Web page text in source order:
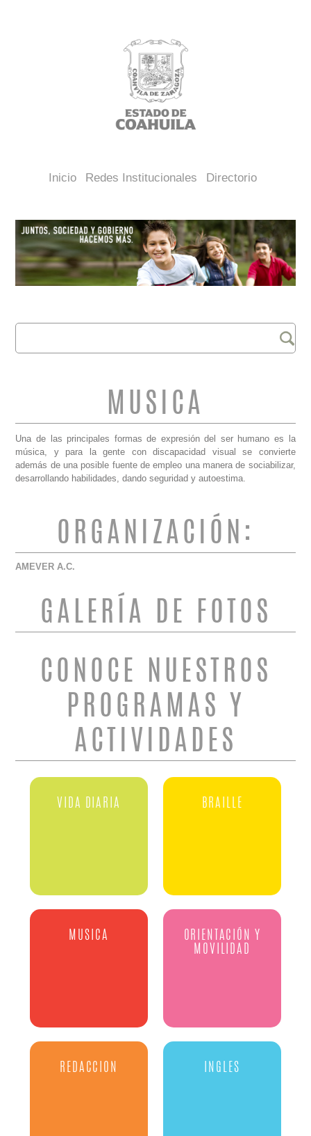
Inicio Redes Institucionales Directorio
FORMULARIO DE
BÚSQUEDA
Buscar
MUSICA
Una de las principales formas de expresión del ser humano es la
música, y para la gente con discapacidad visual se convierte
además de una posible fuente de empleo una manera de sociabilizar,
desarrollando habilidades, dando seguridad y autoestima.
ORGANIZACIÓN:
AMEVER A.C.
GALERÍA DE FOTOS
CONOCE NUESTROS
PROGRAMAS Y
ACTIVIDADES
VIDA DIARIA BRAILLE
MUSICA
ORIENTACIÓN Y
MOVILIDAD
REDACCION INGLES